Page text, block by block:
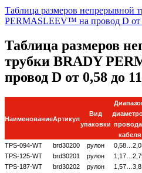
Таблица размеров непрерывной
PERMASLEEV™ на провод D от
Таблица размеров
трубки BRADY
провод D от 0,58 до
НаименованиеАртикул
Вид
упаковки
кабеля
TPS-094-WT brd30200 рулон
TPS-125-WT
brd30201 рулон
TPS-187-WT
brd30202 рулон